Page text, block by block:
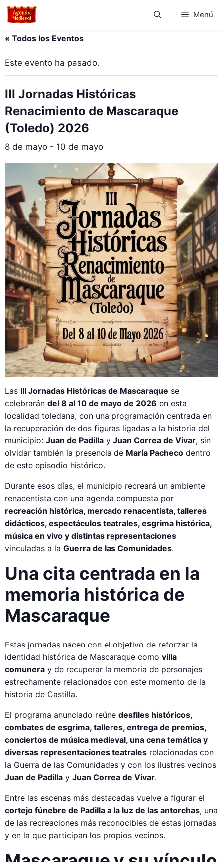
Saltar
Menú
« Todos los Eventos
Este evento ha pasado.
III Jornadas Históricas
Renacimiento de Mascaraque
(Toledo) 2026
8 de mayo - 10 de mayo
Las III Jornadas Históricas de Mascaraque se
celebrarán del 8 al 10 de mayo de 2026 en esta
localidad toledana, con una programación centrada en
la recuperación de dos figuras ligadas a la historia del
municipio: Juan de Padilla y Juan Correa de Vivar, sin
olvidar también la presencia de María Pacheco dentro
de este episodio histórico.
Durante esos días, el municipio recreará un ambiente
renacentista con una agenda compuesta por
recreación histórica, mercado renacentista, talleres
didácticos, espectáculos teatrales, esgrima histórica,
música en vivo y distintas representaciones
vinculadas a la Guerra de las Comunidades.
Una cita centrada en la
memoria histórica de
Mascaraque
Estas jornadas nacen con el objetivo de reforzar la
identidad histórica de Mascaraque como villa
comunera y de recuperar la memoria de personajes
estrechamente relacionados con este momento de la
historia de Castilla.
El programa anunciado reúne desfiles históricos,
combates de esgrima, talleres, entrega de premios,
conciertos de música medieval, una cena temática y
diversas representaciones teatrales relacionadas con
la Guerra de las Comunidades y con los ilustres vecinos
Juan de Padilla y Juan Correa de Vivar.
Entre las escenas más destacadas vuelve a figurar el
cortejo fúnebre de Padilla a la luz de las antorchas, una
de las recreaciones más reconocibles de estas jornadas
y en la que participan los propios vecinos.